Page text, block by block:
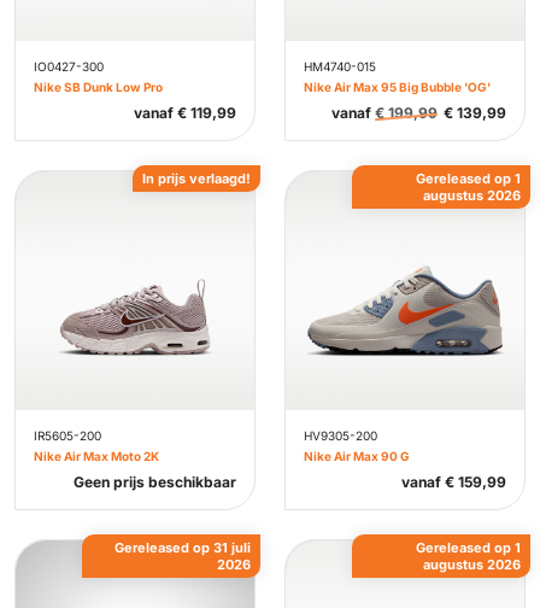
IO0427-300
Nike SB Dunk Low Pro
vanaf € 119,99
HM4740-015
Nike Air Max 95 Big Bubble 'OG'
vanaf €199,99 € 139,99
IR5605-200
Nike Air Max Moto 2K
Geen prijs beschikbaar
In prijs verlaagd!
HV9305-200
Nike Air Max 90 G
vanaf € 159,99
Gereleased op 1
augustus 2026
Gereleased op 31 juli
2026
Gereleased op 1
augustus 2026